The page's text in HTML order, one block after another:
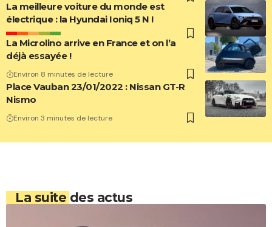
La meilleure voiture du monde est
électrique : la Hyundai Ioniq 5 N !
La Microlino arrive en France et on l’a
déjà essayée !
Environ 8 minutes de lecture
Place Vauban 23/01/2022 : Nissan GT-R
Nismo
Environ 3 minutes de lecture
La suite des actus